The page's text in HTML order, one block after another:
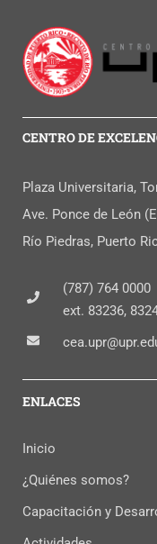
CENTRO DE
Plaza Universitaria,
Ave. Ponce de León
Río Piedras, Puerto
(787) 764 0000
ext. 83236,
ENLACES
Inicio
¿Quiénes somos?
Capacitación y